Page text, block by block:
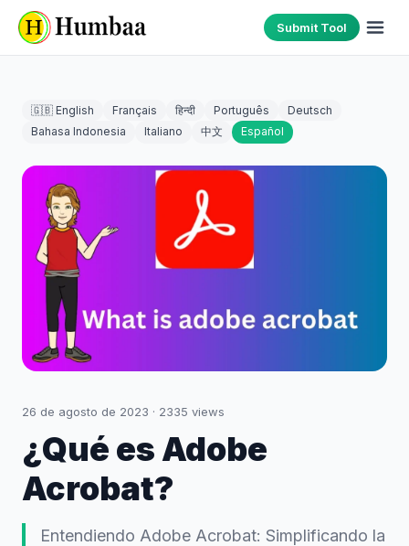
Submit Tool
🇬🇧 English Français हिन्दी Português
Deutsch
Bahasa Indonesia
Italiano 中文 Español
26 de agosto de 2023 · 2335 views
¿Qué es Adobe
Acrobat?
Entendiendo Adobe Acrobat: Simplificando la